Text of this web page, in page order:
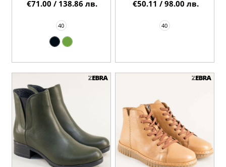
40
€71.00 / 138.86 лв.
40
€50.11 / 98.00 лв.